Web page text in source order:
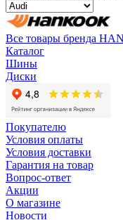
Все товары бренда
Каталог
Шины
Диски
Покупателю
Условия оплаты
Условия доставки
Гарантия на товар
Вопрос-ответ
Акции
О магазине
Новости